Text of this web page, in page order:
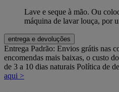
Lave e seque à mão. Ou
máquina de lavar louça, por
entrega e devoluções
Entrega Padrão: Envios grátis nas
encomendas mais baixas, o custo
de 3 a 10 dias naturais Política de
aqui >